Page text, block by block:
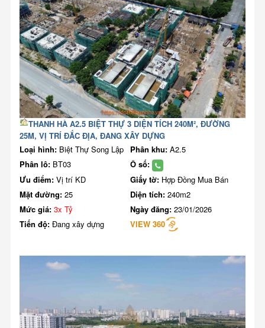
THANH HÀ A2.5 BIỆT THỰ 3 DIỆN TÍCH 240M², ĐƯỜNG
25M, VỊ TRÍ ĐẮC ĐỊA, ĐANG XÂY DỰNG
Loại hình: Biệt Thự Song Lập Phân khu: A2.5
Phân lô: BT03
Ô số:
Ưu điểm: Vị trí KD Giấy tờ: Hợp Đồng Mua Bán
Mặt đường: 25 Diện tích: 240m2
Mức giá: 3x Tỷ Ngày đăng: 23/01/2026
Tiến độ: Đang xây dựng VIEW 360